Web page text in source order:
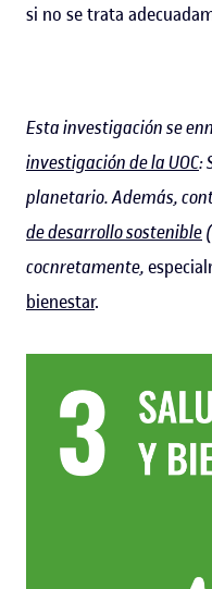
si no se trata
Esta investigación se
investigación de la UOC:
planetario. Además,
de desarrollo sostenible
cocnretamente,
bienestar.